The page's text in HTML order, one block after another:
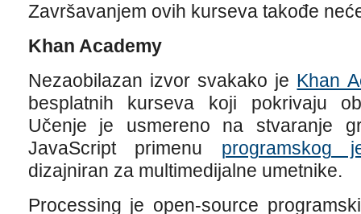
Završavanjem ovih kurseva takođe
Khan Academy
Nezaobilazan izvor svakako je Khan
besplatnih kurseva koji pokrivaju
Učenje je usmereno na stvaranje
JavaScript primenu programskog
dizajniran za multimedijalne umetnike.
Processing je open-source